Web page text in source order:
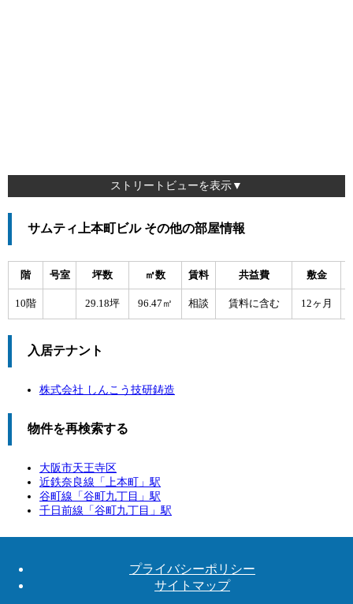
ストリートビューを表示▼
サムティ上本町ビル その他の部屋情報
階 号室 坪数 ㎡数 賃料 共益費 敷金
10階 29.18坪 96.47㎡ 相談 賃料に含む 12ヶ月
入居テナント
株式会社 しんこう技研鋳造
物件を再検索する
大阪市天王寺区
近鉄奈良線「 上本町
」駅
谷町線「 谷町九丁目 」駅
千日前線「 谷町九丁目 」駅
プライバシーポリシー
サイトマップ